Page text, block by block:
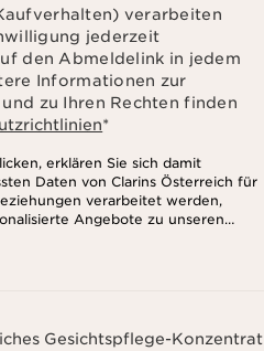
verarbeiten
jederzeit
den Abmeldelink in jedem
Informationen zur
zu Ihren Rechten finden
*
erklären Sie sich damit
Daten von Clarins Österreich für
verarbeitet werden,
Angebote zu unseren
entsprechend Ihrem
Zwecke.
Gesichtspflege-Konzentrat